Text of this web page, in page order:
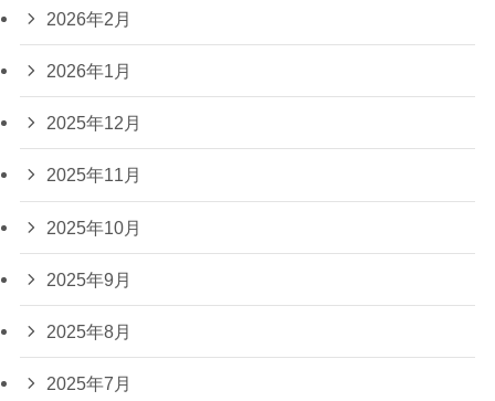
2026年2月
2026年1月
2025年12月
2025年11月
2025年10月
2025年9月
2025年8月
2025年7月